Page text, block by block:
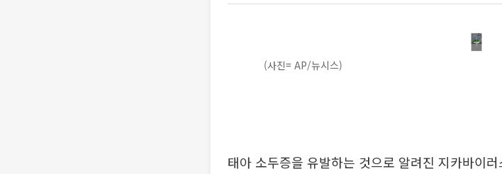
(사진= AP/뉴시스)
태아 소두증을 유발하는 것으로 알려진 지카바이